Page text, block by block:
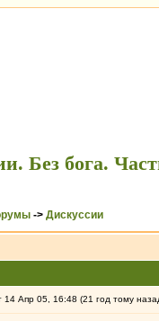
Без бога.
-> Дискуссии
14 Апр 05, 16:48 (21 год тому